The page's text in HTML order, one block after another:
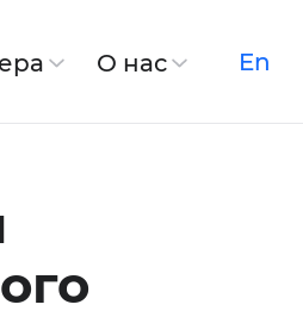
Спасение продукта
О нас En